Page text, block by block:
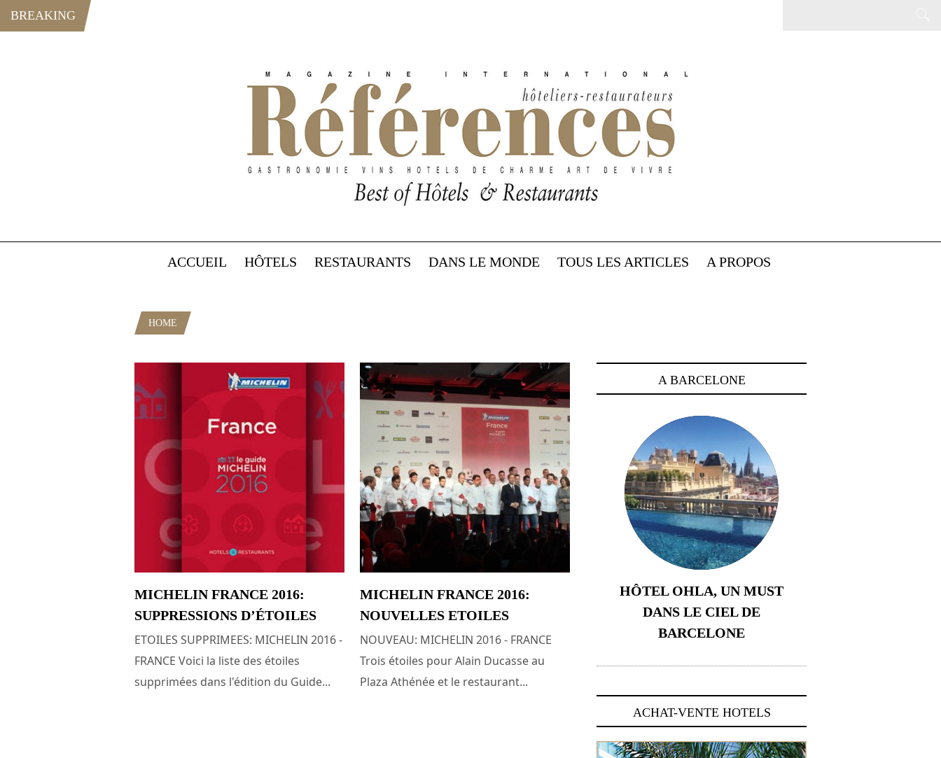
BREAKING
ACCUEIL HÔTELS RESTAURANTS DANS LE MONDE TOUS LES ARTICLES A PROPOS
HOME
MICHELIN FRANCE 2016:
SUPPRESSIONS D’ÉTOILES
ETOILES SUPPRIMEES: MICHELIN 2016 -
FRANCE Voici la liste des étoiles
supprimées dans l'édition du Guide...
MICHELIN FRANCE 2016:
NOUVELLES ETOILES
NOUVEAU: MICHELIN 2016 - FRANCE
Trois étoiles pour Alain Ducasse au
Plaza Athénée et le restaurant...
A BARCELONE
HÔTEL OHLA, UN MUST
DANS LE CIEL DE
BARCELONE
ACHAT-VENTE HOTELS